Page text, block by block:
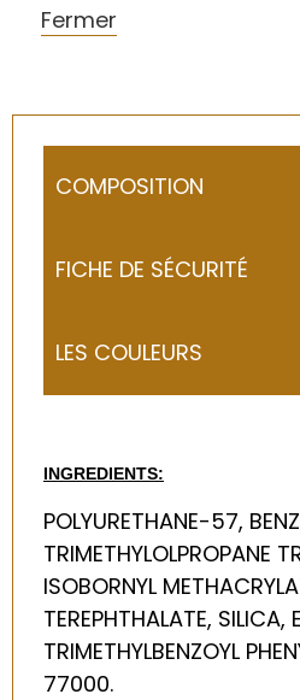
Fermer
COMPOSITION
FICHE DE SÉCURITÉ
LES COULEURS
INGREDIENTS:
POLYURETHANE-57,
TRIMETHYLOLPROPANE
ISOBORNYL
TEREPHTHALATE, SILICA,
TRIMETHYLBENZOYL
77000.